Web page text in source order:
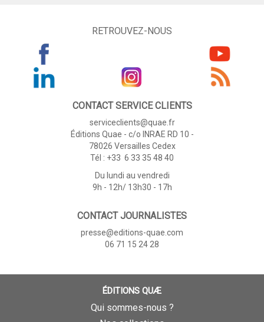
RETROUVEZ-NOUS
CONTACT SERVICE CLIENTS
serviceclients@quae.fr
Éditions Quae - c/o INRAE RD 10 -
78026 Versailles Cedex
Tél : +33 6 33 35 48 40
Du lundi au vendredi
9h - 12h/ 13h30 - 17h
CONTACT JOURNALISTES
presse@editions-quae.com
06 71 15 24 28
ÉDITIONS QUÆ
Qui sommes-nous ?